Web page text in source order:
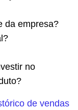
da empresa?
no
de vendas